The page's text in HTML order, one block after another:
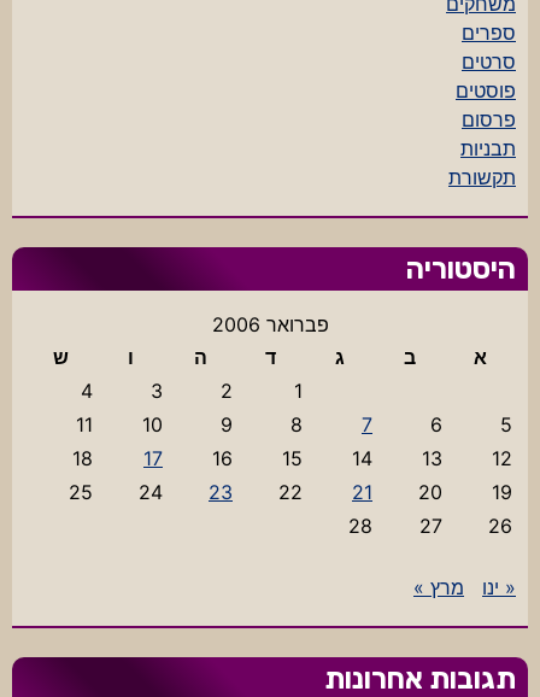
ספרים
סרטים
פוסטים
פרסום
תבניות
תקשורת
היסטוריה
פברואר 2006
א
ב ג ד ה ו
ש
1
2
3
4
5
6
7
8
9
10
11
12
13
14
15
16
17
18
19
20
21
22
23
24
25
26
27
28
« ינו מרץ »
תגובות אחרונות